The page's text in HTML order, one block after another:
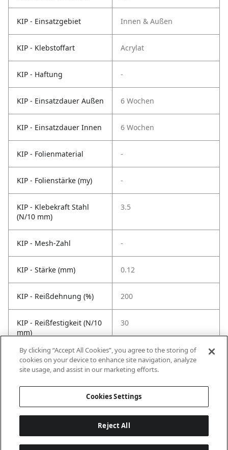
KIP - Einsatzgebiet Innen & Außen
KIP - Klebstoffart Acrylat
KIP - Haftung -
KIP - Einsatzdauer Außen 6 Wochen
KIP - Einsatzdauer Innen 6 Wochen
KIP - Folienmaterial -
KIP - Folienstärke (my) -
KIP - Klebekraft Stahl
(N/10 mm)
3.5
KIP - Mesh-Zahl -
KIP - Stärke (mm) 0.12
KIP - Reißdehnung (%) 200
KIP - Reißfestigkeit (N/10
mm)
30
KIP -
Temperaturbeständigkeit
40
By clicking “Accept All Cookies”, you agree to the storing of
cookies on your device to enhance site navigation, analyze
site usage, and assist in our marketing efforts.
Cookies Settings
Reject All